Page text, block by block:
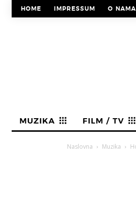
HOME IMPRESSUM O NAMA
MUZIKA FILM / TV
Naslovna Muzika